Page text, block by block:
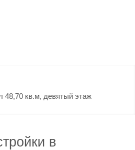
48,70 кв.м, девятый этаж
в